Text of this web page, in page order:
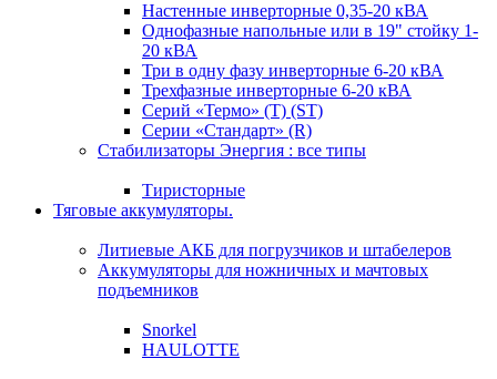
Настенные инверторные 0,35-20 кВА
Однофазные напольные или в 19" стойку 1-
20 кВА
Три в одну фазу инверторные 6-20 кВА
Трехфазные инверторные 6-20 кВА
Серий «Термо» (T) (ST)
Серии «Стандарт» (R)
Стабилизаторы Энергия : все типы
Тиристорные
Тяговые аккумуляторы.
Литиевые АКБ для погрузчиков и штабелеров
Аккумуляторы для ножничных и мачтовых
подъемников
Snorkel
HAULOTTE